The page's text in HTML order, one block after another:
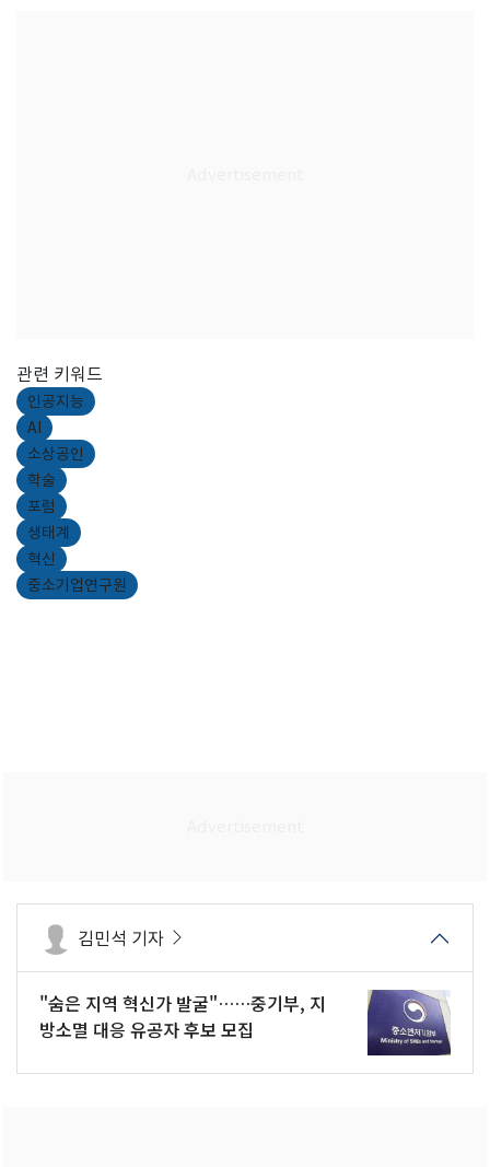
관련 키워드
인공지능
AI
소상공인
학술
포럼
생태계
혁신
중소기업연구원
김민석 기자
"숨은 지역 혁신가 발굴"……중기부, 지
방소멸 대응 유공자 후보 모집